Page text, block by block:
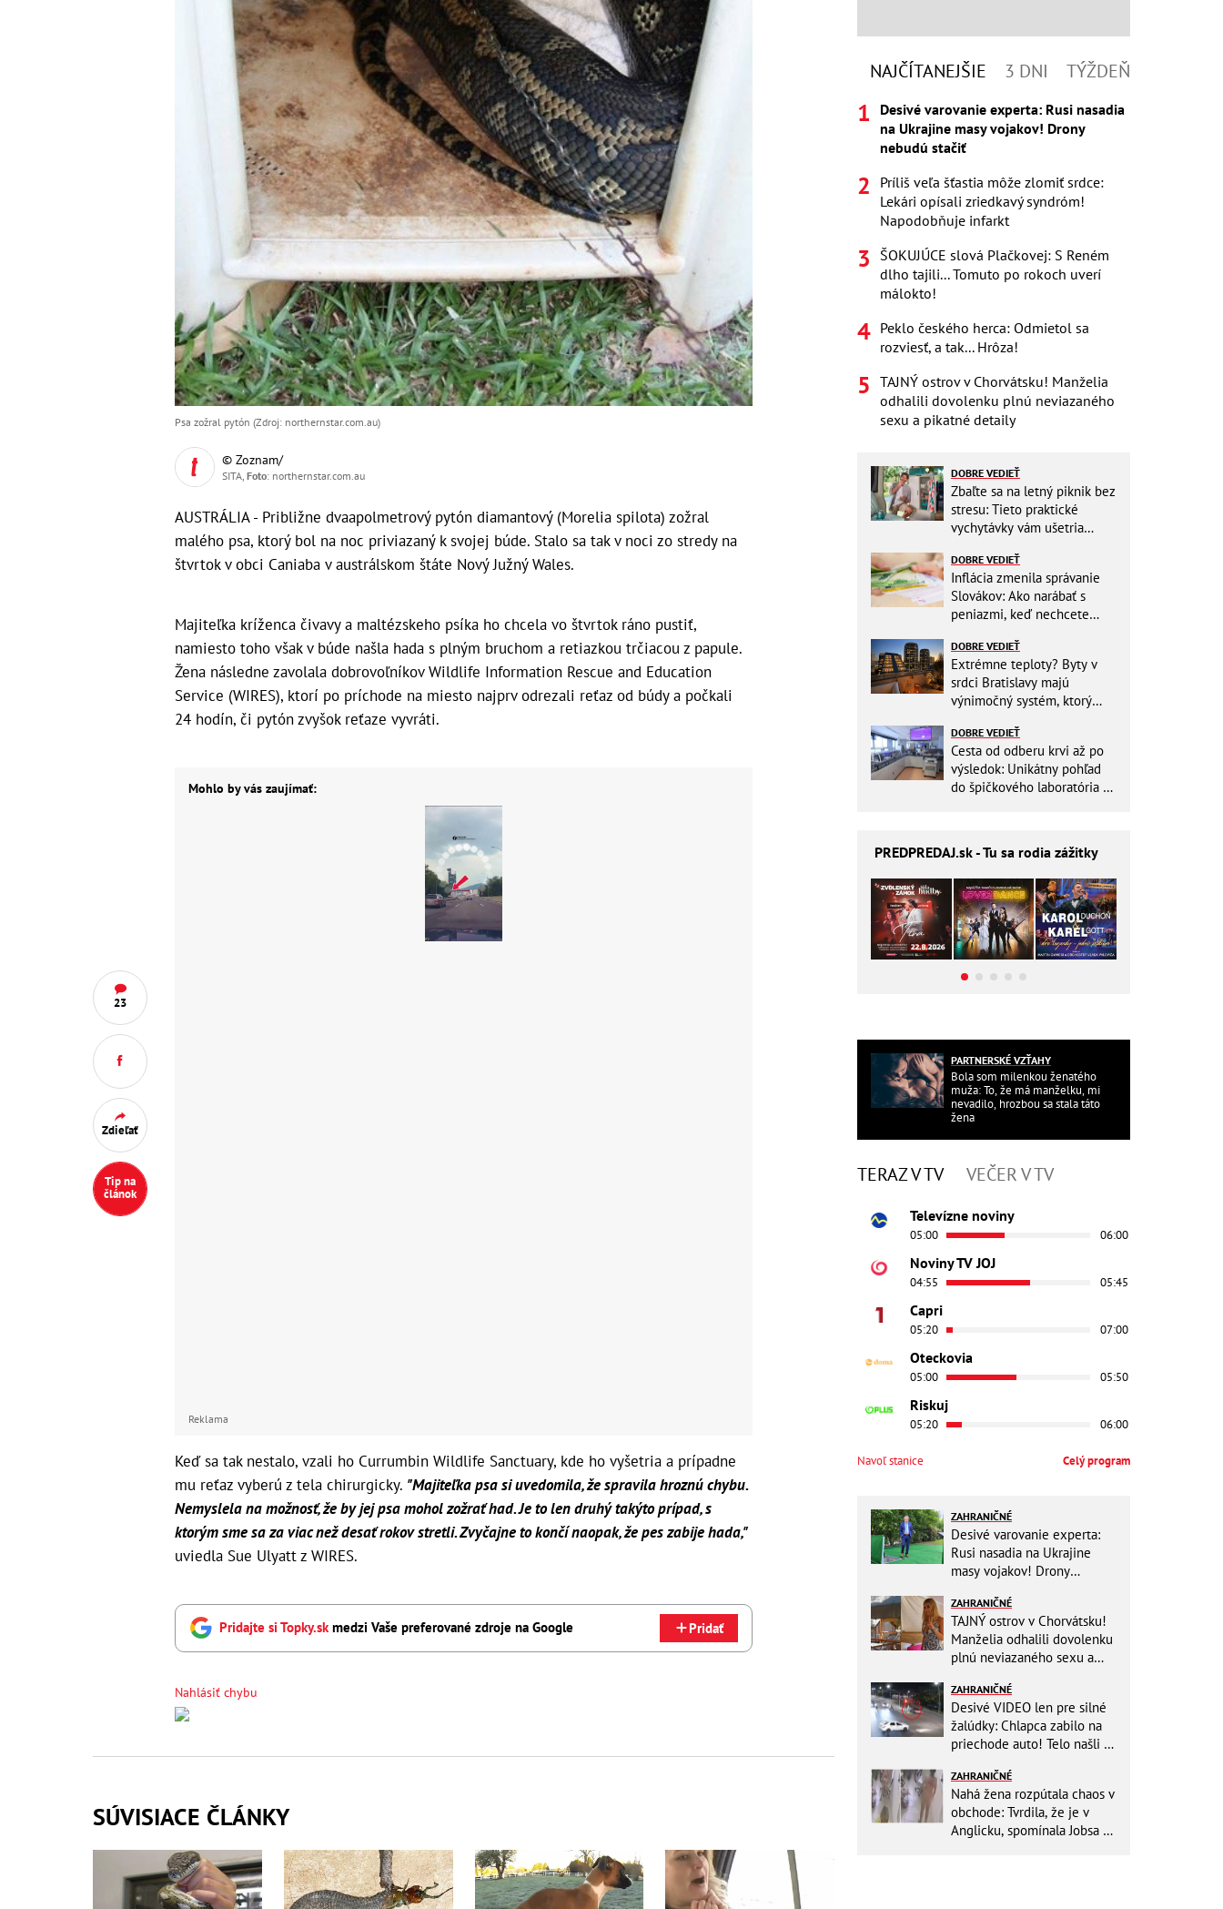
23
Zdieľať
Tip na
článok
Psa zožral pytón (Zdroj: northernstar.com.au)
© Zoznam/
SITA, Foto: northernstar.com.au
AUSTRÁLIA - Približne dvaapolmetrový pytón diamantový (Morelia spilota) zožral
malého psa, ktorý bol na noc priviazaný k svojej búde. Stalo sa tak v noci zo stredy na
štvrtok v obci Caniaba v austrálskom štáte Nový Južný Wales.
Majiteľka kríženca čivavy a maltézskeho psíka ho chcela vo štvrtok ráno pustiť,
namiesto toho však v búde našla hada s plným bruchom a retiazkou trčiacou z papule.
Žena následne zavolala dobrovoľníkov Wildlife Information Rescue and Education
Service (WIRES), ktorí po príchode na miesto najprv odrezali reťaz od búdy a počkali
24 hodín, či pytón zvyšok reťaze vyvráti.
Mohlo by vás zaujímať:
Reklama
Keď sa tak nestalo, vzali ho Currumbin Wildlife Sanctuary, kde ho vyšetria a prípadne
mu reťaz vyberú z tela chirurgicky. "Majiteľka psa si uvedomila, že spravila hroznú chybu.
Nemyslela na možnosť, že by jej psa mohol zožrať had. Je to len druhý takýto prípad, s
ktorým sme sa za viac než desať rokov stretli. Zvyčajne to končí naopak, že pes zabije hada,"
uviedla Sue Ulyatt z WIRES.
Pridajte si Topky.skmedzi Vaše preferované zdroje na Google Pridať
Nahlásiť chybu
SÚVISIACE ČLÁNKY
NAJČÍTANEJŠIE 3 DNI TÝŽDEŇ
Desivé varovanie experta: Rusi nasadia
na Ukrajine masy vojakov! Drony
nebudú stačiť
Príliš veľa šťastia môže zlomiť srdce:
Lekári opísali zriedkavý syndróm!
Napodobňuje infarkt
ŠOKUJÚCE slová Plačkovej: S Reném
dlho tajili... Tomuto po rokoch uverí
málokto!
Peklo českého herca: Odmietol sa
rozviesť, a tak... Hrôza!
TAJNÝ ostrov v Chorvátsku! Manželia
odhalili dovolenku plnú neviazaného
sexu a pikatné detaily
DOBRE VEDIEŤ
Zbaľte sa na letný piknik bez
stresu: Tieto praktické
vychytávky vám ušetria
DOBRE VEDIEŤ
Inflácia zmenila správanie
Slovákov: Ako narábať s
peniazmi, keď nechcete
DOBRE VEDIEŤ
Extrémne teploty? Byty v
srdci Bratislavy majú
výnimočný systém, ktorý
DOBRE VEDIEŤ
Cesta od odberu krvi až po
výsledok: Unikátny pohľad
do špičkového laboratória na
PREDPREDAJ.sk - Tu sa rodia zážitky
PARTNERSKÉ VZŤAHY
Bola som milenkou ženatého
muža: To, že má manželku, mi
nevadilo, hrozbou sa stala táto
žena
TERAZ V TV VEČER V TV
Televízne noviny
05:00 06:00
Noviny TV JOJ
04:55 05:45
Capri
05:20 07:00
Oteckovia
05:00 05:50
Riskuj
05:20 06:00
Navoľ stanice Celý program
ZAHRANIČNÉ
Desivé varovanie experta:
Rusi nasadia na Ukrajine
masy vojakov! Drony
ZAHRANIČNÉ
TAJNÝ ostrov v Chorvátsku!
Manželia odhalili dovolenku
plnú neviazaného sexu a
ZAHRANIČNÉ
Desivé VIDEO len pre silné
žalúdky: Chlapca zabilo na
priechode auto! Telo našli o
ZAHRANIČNÉ
Nahá žena rozpútala chaos v
obchode: Tvrdila, že je v
Anglicku, spomínala Jobsa aj